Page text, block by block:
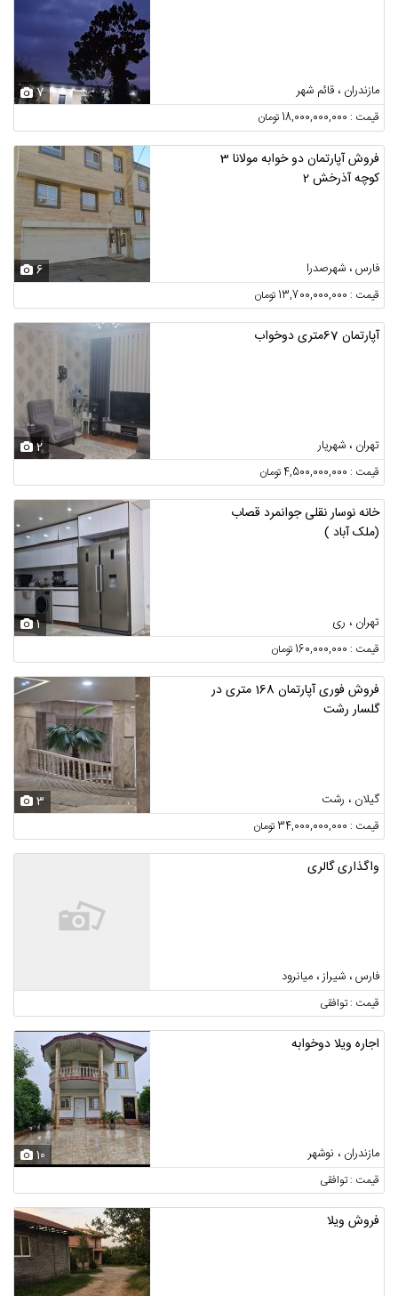
مازندران ، قائم شهر 7
قیمت : 18,000,000,000 تومان
فروش آپارتمان دو خوابه مولانا 3
کوچه آذرخش 2
فارس ، شهرصدرا 6
قیمت : 13,700,000,000 تومان
آپارتمان 67متری دوخواب
تهران ، شهریار 2
قیمت : 4,500,000,000 تومان
خانه نوسار نقلی جوانمرد قصاب
(ملک آباد )
تهران ، ری 1
قیمت : 160,000,000 تومان
فروش فوری آپارتمان 168 متری در
گلسار رشت
گیلان ، رشت 3
قیمت : 34,000,000,000 تومان
واگذاری گالری
فارس ، شیراز ، میانرود
قیمت : توافقی
اجاره ویلا دوخوابه
مازندران ، نوشهر 10
قیمت : توافقی
فروش ویلا